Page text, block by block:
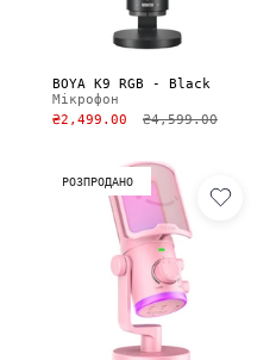
BOYA K9 RGB - Black
Мікрофон
₴2,499.00
₴4,599.00
РОЗПРОДАНО